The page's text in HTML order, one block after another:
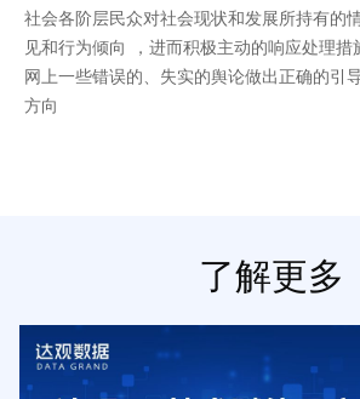
社会各阶层民众对社会现状和发展所持有的
见和行为倾向 ，进而积极主动的响应处理
网上一些错误的、失实的舆论做出正确的引
方向
了解更多